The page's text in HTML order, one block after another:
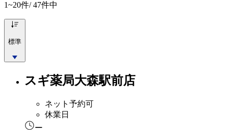
1~20件/ 47件中
標準
スギ薬局大森駅前店
ネット予約可
休業日
ー